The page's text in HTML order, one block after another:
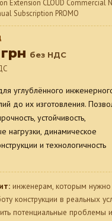
Extension CLOUD Commercial
Subscription PROMO
без НДС
углублённого
до их изготовления.
устойчивость,
нагрузки, динамическое
и технологичность
инженерам, которым нужно
конструкции в реальных
потенциальные проблемы и